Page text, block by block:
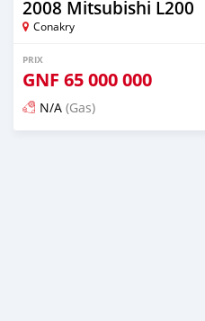
2008 Mitsubishi L200
Conakry
PRIX
GNF 65 000 000
N/A (Gas)